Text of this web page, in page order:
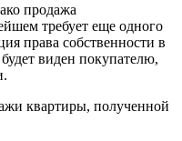
продажа
требует еще одного
права собственности в
виден покупателю,
квартиры, полученной